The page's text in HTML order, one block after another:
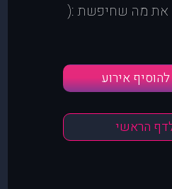
את מה שחיפשת :(
אירוע
הראשי